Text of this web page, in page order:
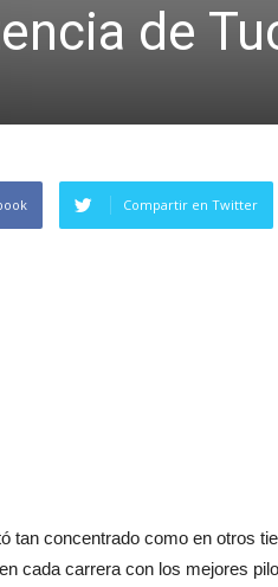
de
Compartir en Twitter
tan concentrado como en otros
cada carrera con los mejores